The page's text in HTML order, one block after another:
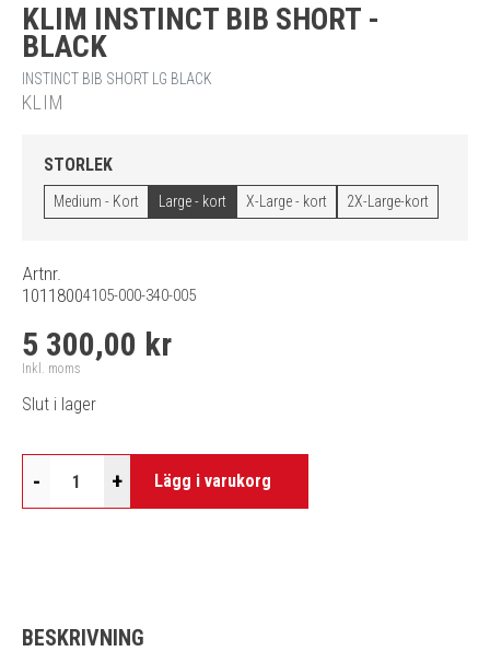
KLIM INSTINCT BIB SHORT -
BLACK
INSTINCT BIB SHORT LG BLACK
KLIM
STORLEK
Medium - Kort Large - kort X-Large - kort 2X-Large-kort
Artnr.
10118004105-000-340-005
5 300,00 kr
Inkl. moms
Slut i lager
- + Lägg i varukorg
BESKRIVNING